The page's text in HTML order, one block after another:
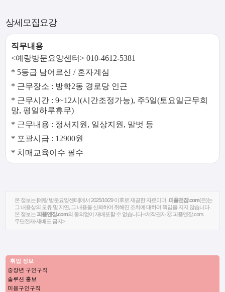
상세모집요강
직무내용
<예랑방문요양센터> 010-4612-5381
* 5등급 남어르신 / 혼자계심
* 근무장소 : 방학2동 경로당 인근
* 근무시간 : 9~12시(시간조정가능), 주5일(토요일근무희
망, 평일하루휴무)
* 근무내용 : 정서지원, 일상지원, 말벗 등
* 포괄시급 : 12900원
* 치매교육이수 필수
본 정보는 [예랑 방문요양센터]에서 2025/10/29 이후로 제공한 자료이며, 피플앤잡.com(은)는
그 내용상의 오류 및 지연, 그 내용을 신뢰하여 취해진 조치에 대하여 책임을 지지 않습니다.
본 정보는피플앤잡.com의 동의없이 재배포할 수 없습니다.<저작권자 ⓒ 피플앤잡.com.
무단전재-재배포 금지>
취업 정보
중장년 구인구직
솔루션 홍보
미용구인구직